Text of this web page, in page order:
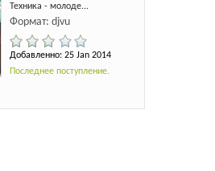
Техника - молоде...
Формат: djvu
Добавленно: 25 Jan 2014
Последнее поступление.